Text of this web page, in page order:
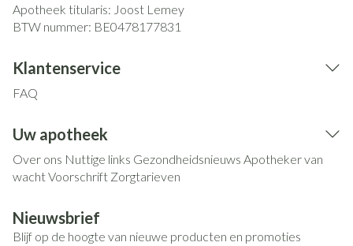
Apotheek titularis: Joost Lemey
BTW nummer: BE0478177831
Klantenservice
FAQ
Uw apotheek
Over ons Nuttige links Gezondheidsnieuws Apotheker van
wachtVoorschrift Zorgtarieven
Nieuwsbrief
Blijf op de hoogte van nieuwe producten en promoties